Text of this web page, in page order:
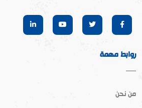
روابط مهمة
من نحن